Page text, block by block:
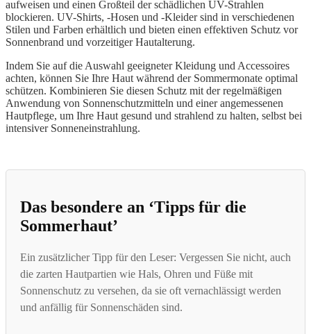
aufweisen und einen Großteil der schädlichen UV-Strahlen
blockieren. UV-Shirts, -Hosen und -Kleider sind in verschiedenen
Stilen und Farben erhältlich und bieten einen effektiven Schutz vor
Sonnenbrand und vorzeitiger Hautalterung.
Indem Sie auf die Auswahl geeigneter Kleidung und Accessoires
achten, können Sie Ihre Haut während der Sommermonate optimal
schützen. Kombinieren Sie diesen Schutz mit der regelmäßigen
Anwendung von Sonnenschutzmitteln und einer angemessenen
Hautpflege, um Ihre Haut gesund und strahlend zu halten, selbst bei
intensiver Sonneneinstrahlung.
Das besondere an ‘Tipps für die
Sommerhaut’
Ein zusätzlicher Tipp für den Leser: Vergessen Sie nicht, auch
die zarten Hautpartien wie Hals, Ohren und Füße mit
Sonnenschutz zu versehen, da sie oft vernachlässigt werden
und anfällig für Sonnenschäden sind.